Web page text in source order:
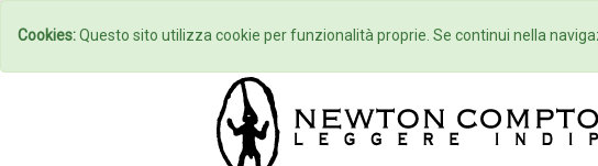
Home Autori Eventi
Cookies:Questo sito utilizza cookie per funzionalità proprie. Se continui nella